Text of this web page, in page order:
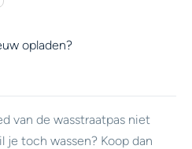
opladen?
van de wasstraatpas niet
je toch wassen? Koop dan